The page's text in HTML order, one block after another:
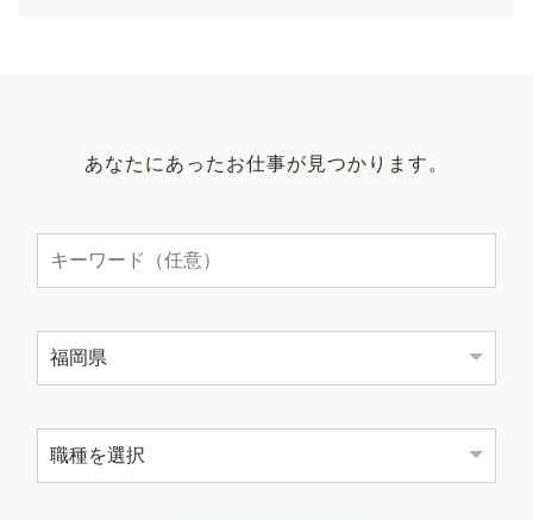
あなたにあったお仕事が見つかります。